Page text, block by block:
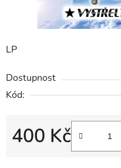
LP
Dostupnost
Kód:
400 Kč